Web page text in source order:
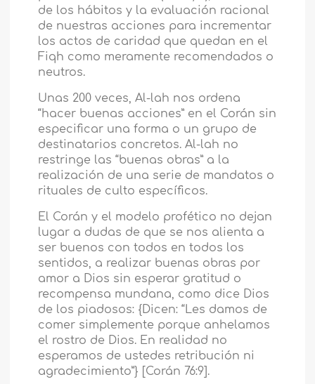
de los hábitos y la evaluación racional
de nuestras acciones para incrementar
los actos de caridad que quedan en el
Fiqh como meramente recomendados o
neutros.
Unas 200 veces, Al-lah nos ordena
“hacer buenas acciones” en el Corán sin
especificar una forma o un grupo de
destinatarios concretos. Al-lah no
restringe las “buenas obras” a la
realización de una serie de mandatos o
rituales de culto específicos.
El Corán y el modelo profético no dejan
lugar a dudas de que se nos alienta a
ser buenos con todos en todos los
sentidos, a realizar buenas obras por
amor a Dios sin esperar gratitud o
recompensa mundana, como dice Dios
de los piadosos: {Dicen: “Les damos de
comer simplemente porque anhelamos
el rostro de Dios. En realidad no
esperamos de ustedes retribución ni
agradecimiento”} [Corán 76:9].